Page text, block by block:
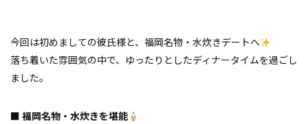
今回は初めましての彼氏様と、福岡名物・水炊きデートへ
落ち着いた雰囲気の中で、ゆったりとしたディナータイムを過ごし
ました。
■ 福岡名物・水炊きを堪能